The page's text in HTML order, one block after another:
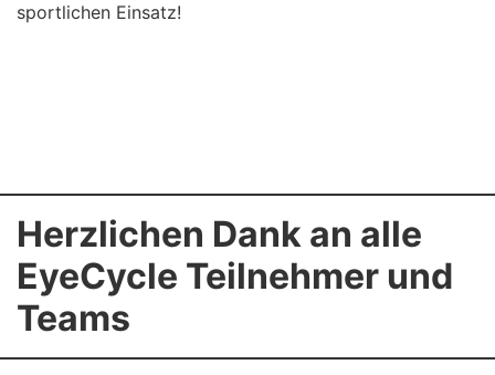
sportlichen Einsatz!
Herzlichen Dank an alle
EyeCycle Teilnehmer und
Teams